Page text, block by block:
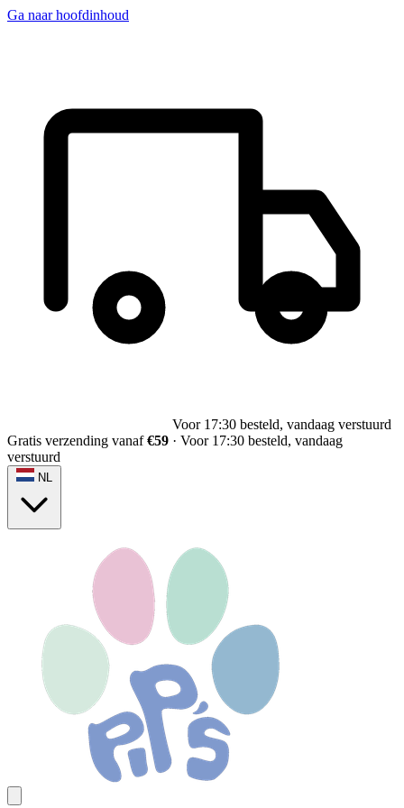
Ga naar hoofdinhoud
Gratis verzending vanaf€59 · Voor 17:30 besteld, vandaag
verstuurd
NL